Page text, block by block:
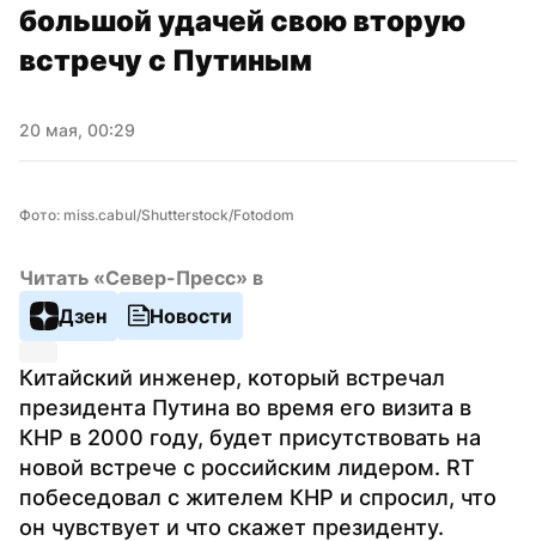
большой удачей свою вторую
встречу с Путиным
20 мая, 00:29
Фото: miss.cabul/Shutterstock/Fotodom
Читать «Север-Пресс» в
Дзен
Новости
Китайский инженер, который встречал
президента Путина во время его визита в
КНР в 2000 году, будет присутствовать на
новой встрече с российским лидером. RT
побеседовал с жителем КНР и спросил, что
он чувствует и что скажет президенту.